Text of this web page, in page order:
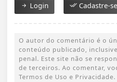
Login Cadastre-se
O autor do comentário é o
conteúdo publicado,
penal. Este site não se
de terceiros. Ao comentar,
Termos de Uso e Privacidade.